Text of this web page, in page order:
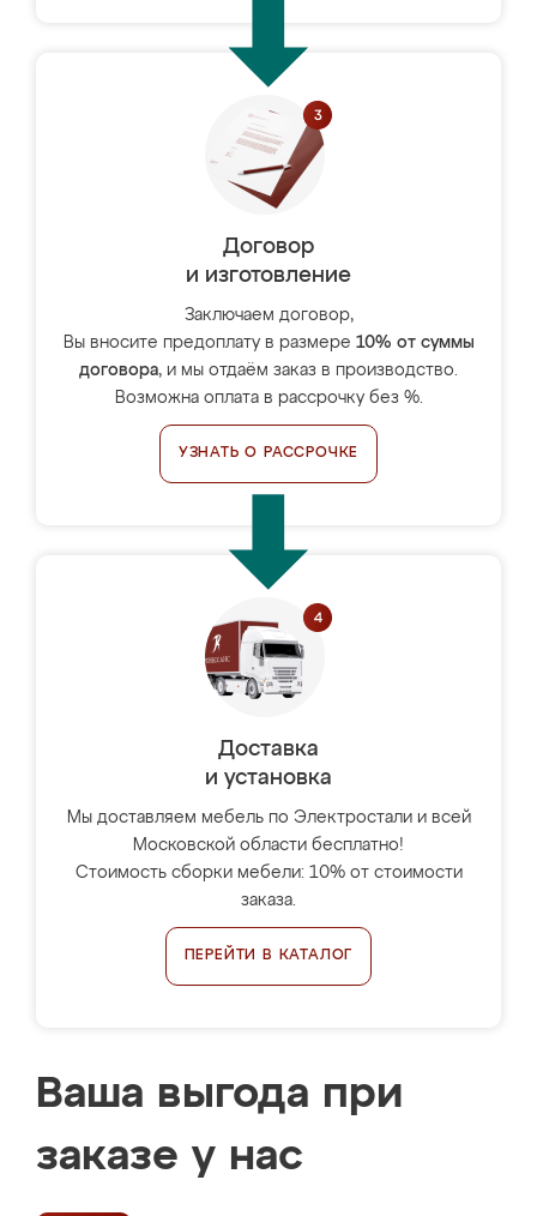
Договор
и изготовление
Заключаем договор,
Вы вносите предоплату в размере 10% от суммы
договора, и мы отдаём заказ в производство.
Возможна оплата в рассрочку без %.
УЗНАТЬ О РАССРОЧКЕ
Доставка
и установка
Мы доставляем мебель по Электростали и всей
Московской области бесплатно!
Стоимость сборки мебели: 10% от стоимости
заказа.
ПЕРЕЙТИ В КАТАЛОГ
Ваша выгода при
заказе у нас